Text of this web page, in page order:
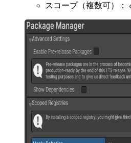
スコープ（複数可）：